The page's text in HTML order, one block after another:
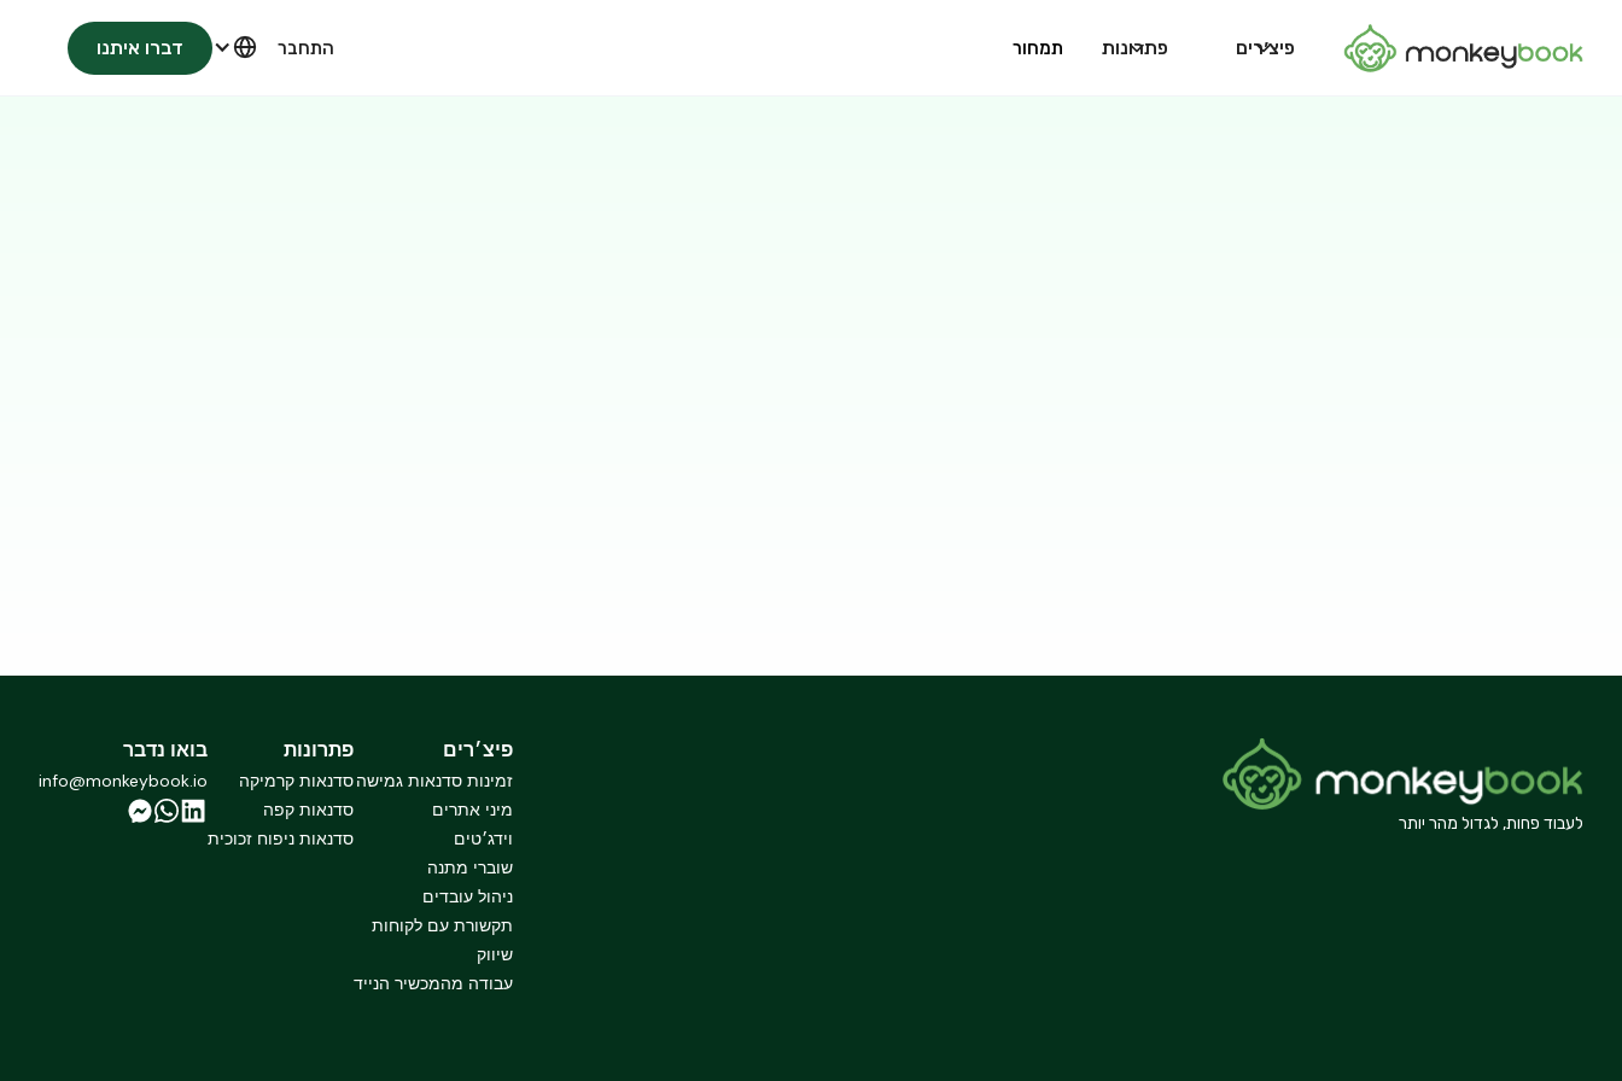
פיצ׳רים פתרונות תמחור התחבר דברו איתנו
לעבוד פחות, לגדול מהר יותר
פיצ׳רים
זמינות סדנאות גמישה
מיני אתרים
וידג׳טים
שוברי מתנה
ניהול עובדים
תקשורת עם לקוחות
שיווק
עבודה מהמכשיר הנייד
פתרונות
סדנאות קרמיקה
סדנאות קפה
סדנאות ניפוח זכוכית
בואו נדבר
info@monkeybook.io